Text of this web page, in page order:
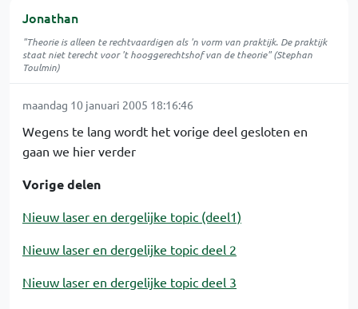
Jonathan
"Theorie is alleen te rechtvaardigen als 'n vorm van praktijk. De praktijk
staat niet terecht voor 't hooggerechtshof van de theorie" (Stephan
Toulmin)
maandag 10 januari 2005 18:16:46
Wegens te lang wordt het vorige deel gesloten en
gaan we hier verder
Vorige delen
Nieuw laser en dergelijke topic (deel1)
Nieuw laser en dergelijke topic deel 2
Nieuw laser en dergelijke topic deel 3